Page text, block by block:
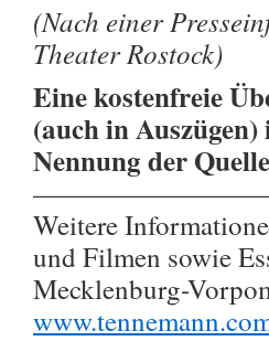
(Nach einer
Theater Rostock)
Eine kostenfreie
(auch in
Nennung der
Weitere
und Filmen sowie
Mecklenburg-